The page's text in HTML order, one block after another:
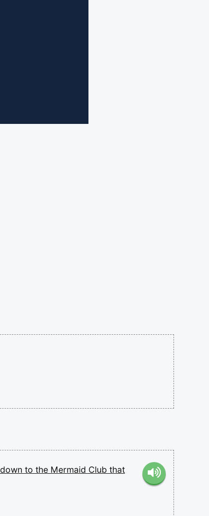
down to the Mermaid Club that